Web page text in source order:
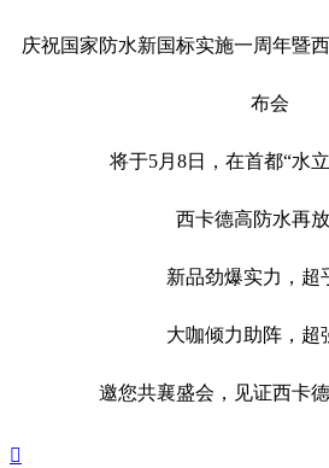
庆祝国家防水新国标实施一周年暨
布会
将于5月8日，在首都“水
西卡德高防水再
新品劲爆实力，超
大咖倾力助阵，超
邀您共襄盛会，见证西卡
